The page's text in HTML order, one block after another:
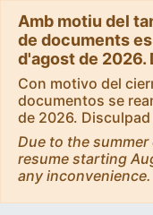
Amb motiu del
de documents
d'agost de 2026.
Con motivo del
documentos se
de 2026.
Due to the
resume starting
any inconvenience.